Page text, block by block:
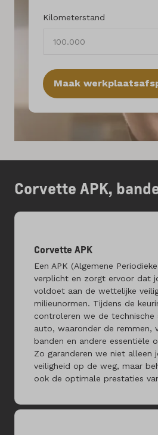
Kilometerstand
Maak
Corvette APK,
Corvette APK
Een APK (Algemene
verplicht en zorgt ervoor dat
voldoet aan de wettelijke
milieunormen. Tijdens de
controleren we de technische
auto, waaronder de remmen,
banden en andere essentiële
Zo garanderen we niet alleen
veiligheid op de weg, maar
ook de optimale prestaties